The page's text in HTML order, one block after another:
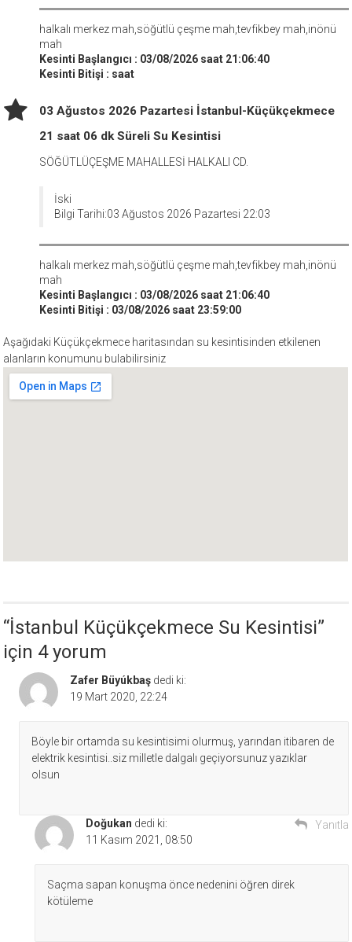
halkalı merkez mah,söğütlü çeşme mah,tevfikbey mah,inönü
mah
Kesinti Başlangıcı : 03/08/2026 saat 21:06:40
Kesinti Bitişi : saat
03 Ağustos 2026 Pazartesi İstanbul-Küçükçekmece
21 saat 06 dk Süreli Su Kesintisi
SÖĞÜTLÜÇEŞME MAHALLESİ HALKALI CD.
İski
Bilgi Tarihi:03 Ağustos 2026 Pazartesi 22:03
halkalı merkez mah,söğütlü çeşme mah,tevfikbey mah,inönü
mah
Kesinti Başlangıcı : 03/08/2026 saat 21:06:40
Kesinti Bitişi : 03/08/2026 saat 23:59:00
Aşağıdaki Küçükçekmece haritasından su kesintisinden etkilenen
alanların konumunu bulabilirsiniz
“İstanbul Küçükçekmece Su Kesintisi”
için 4 yorum
Zafer Büyúkbaş dedi ki:
19 Mart 2020, 22:24
Böyle bir ortamda su kesintisimi olurmuş, yarından itibaren de
elektrik kesintisi..siz milletle dalgalı geçiyorsunuz yazıklar
olsun
Yanıtla
Doğukan dedi ki:
11 Kasım 2021, 08:50
Saçma sapan konuşma önce nedenini öğren direk
kötüleme